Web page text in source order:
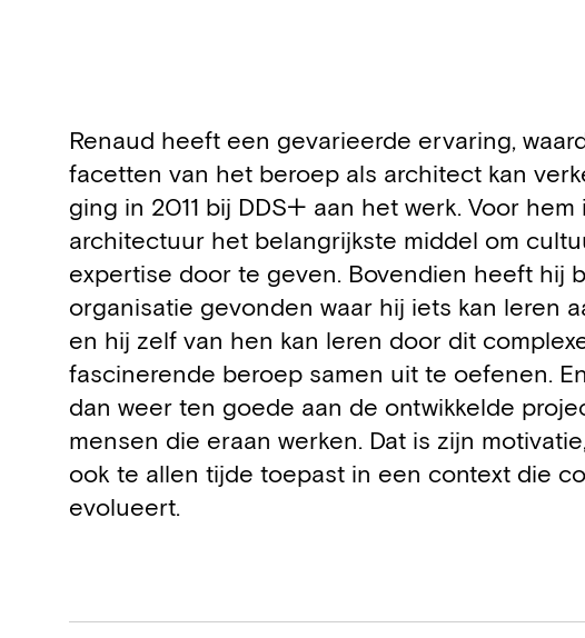
Biography
Renaud heeft een gevarieerde ervaring,
facetten van het beroep als architect kan
ging in 2011 bij DDS+ aan het werk. Voor hem
architectuur het belangrijkste middel om
expertise door te geven. Bovendien heeft hij
organisatie gevonden waar hij iets kan leren
en hij zelf van hen kan leren door dit
fascinerende beroep samen uit te oefenen.
dan weer ten goede aan de ontwikkelde
mensen die eraan werken. Dat is zijn
ook te allen tijde toepast in een context die
evolueert.